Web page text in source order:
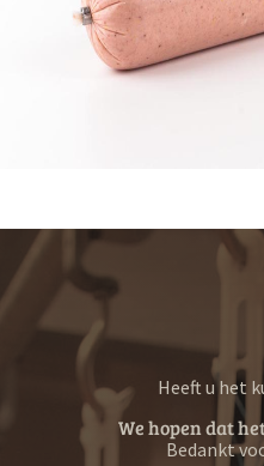
Heeft u het
We hopen dat
Bedankt